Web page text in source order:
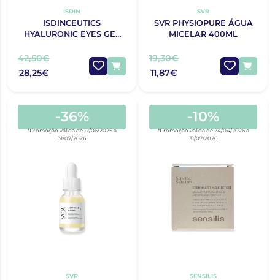
ISDIN
ISDINCEUTICS
HYALURONIC EYES GEL
42,50€
28,25€
SVR
SVR PHYSIOPURE ÁGUA
MICELAR 400ML
19,30€
11,87€
-36%
*Promoção válida de 12/06/2025 a
31/07/2026
SVR
-10%
*Promoção válida de 24/04/2026 a
31/07/2026
SENSILIS